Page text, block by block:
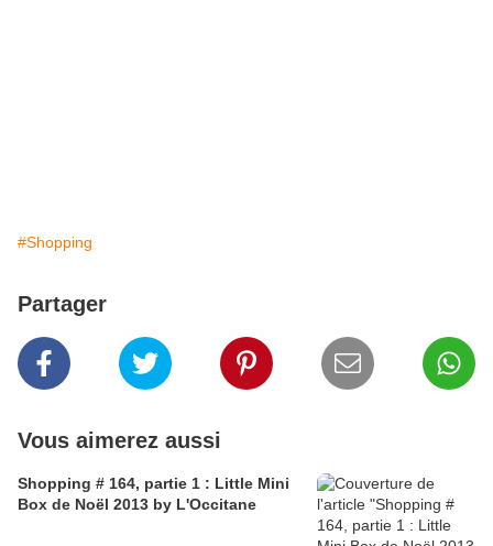
#Shopping
Partager
Vous aimerez aussi
Shopping # 164, partie 1 : Little Mini
Box de Noël 2013 by L'Occitane